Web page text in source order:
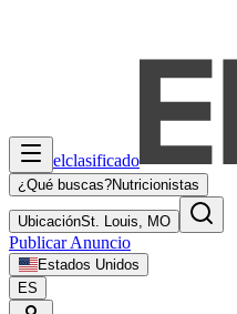
elclasificado
¿Qué buscas?Nutricionistas
UbicaciónSt. Louis, MO
Publicar Anuncio
Estados Unidos
ES